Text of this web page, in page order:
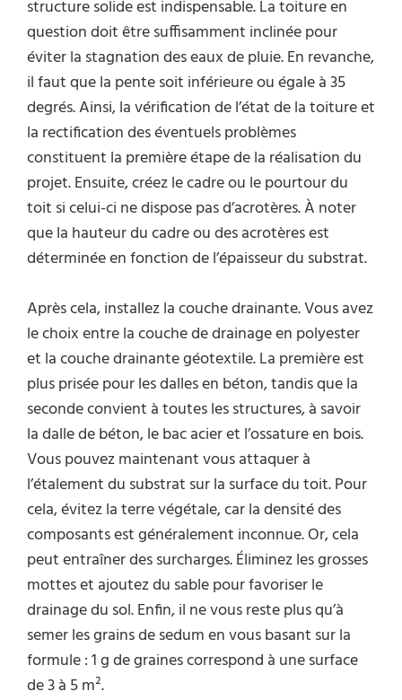
structure solide est indispensable. La toiture en
question doit être suffisamment inclinée pour
éviter la stagnation des eaux de pluie. En revanche,
il faut que la pente soit inférieure ou égale à 35
degrés. Ainsi, la vérification de l’état de la toiture et
la rectification des éventuels problèmes
constituent la première étape de la réalisation du
projet. Ensuite, créez le cadre ou le pourtour du
toit si celui-ci ne dispose pas d’acrotères. À noter
que la hauteur du cadre ou des acrotères est
déterminée en fonction de l’épaisseur du substrat.
Après cela, installez la couche drainante. Vous avez
le choix entre la couche de drainage en polyester
et la couche drainante géotextile. La première est
plus prisée pour les dalles en béton, tandis que la
seconde convient à toutes les structures, à savoir
la dalle de béton, le bac acier et l’ossature en bois.
Vous pouvez maintenant vous attaquer à
l’étalement du substrat sur la surface du toit. Pour
cela, évitez la terre végétale, car la densité des
composants est généralement inconnue. Or, cela
peut entraîner des surcharges. Éliminez les grosses
mottes et ajoutez du sable pour favoriser le
drainage du sol. Enfin, il ne vous reste plus qu’à
semer les grains de sedum en vous basant sur la
formule : 1 g de graines correspond à une surface
de 3 à 5 m².